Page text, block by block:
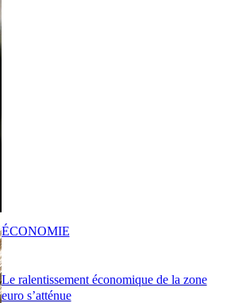
Le ralentissement économique de la zone
euro s’atténue
ÉCONOMIE